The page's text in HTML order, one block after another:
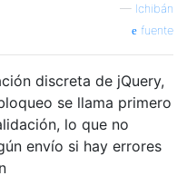
— Ichibán
fuente
discreta de jQuery,
se llama primero
lo que no
envío si hay errores